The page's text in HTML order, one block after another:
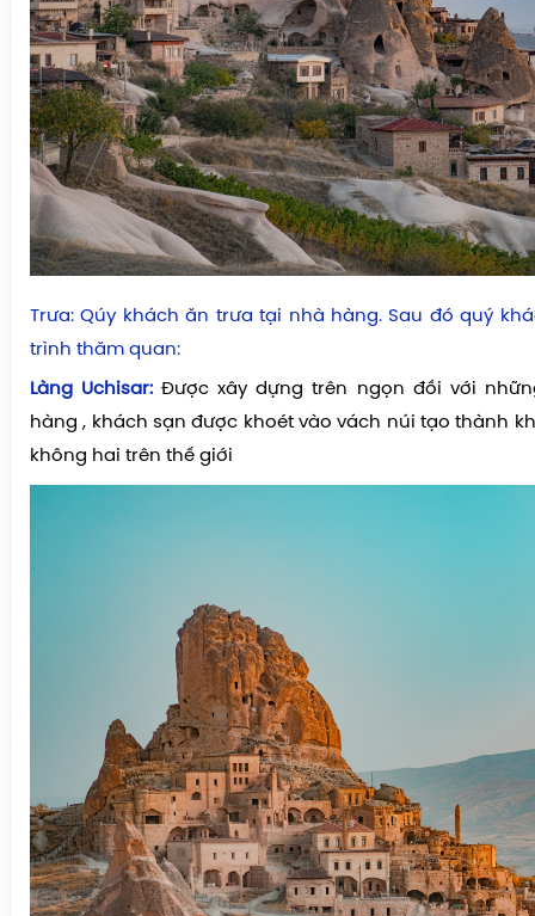
Trưa: Qúy khách ăn trưa tại nhà hàng. Sau đó quý
trình thăm quan:
Làng Uchisar: Được xây dựng trên ngọn đồi với
hàng , khách sạn được khoét vào vách núi tạo thành
không hai trên thế giới